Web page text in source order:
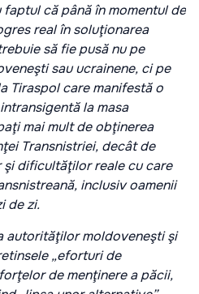
că până în momentul de
real în soluţionarea
să fie pusă nu pe
sau ucrainene, ci pe
Tiraspol care manifestă o
la masa
mai mult de obţinerea
Transnistriei, decât de
dificultăţilor reale cu care
inclusiv oamenii
de zi.
autorităţilor moldoveneşti şi
„eforturi de
de menţinere a păcii,